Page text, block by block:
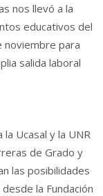
nos llevó a la
educativos del
noviembre para
salida laboral
Ucasal y la UNR
de Grado y
las posibilidades
la Fundación